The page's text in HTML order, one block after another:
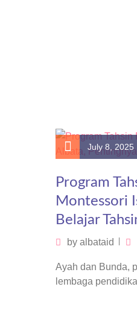
July 8, 2025
Program
Montessori
Belajar
by albataid
Ayah dan Bunda,
lembaga